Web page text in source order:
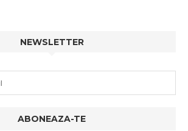
NEWSLETTER